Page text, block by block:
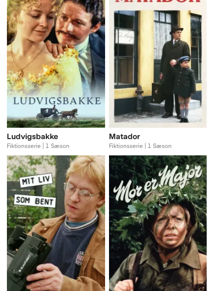
Ludvigsbakke
Fiktionsserie | 1 Sæson
Matador
Fiktionsserie | 1 Sæson